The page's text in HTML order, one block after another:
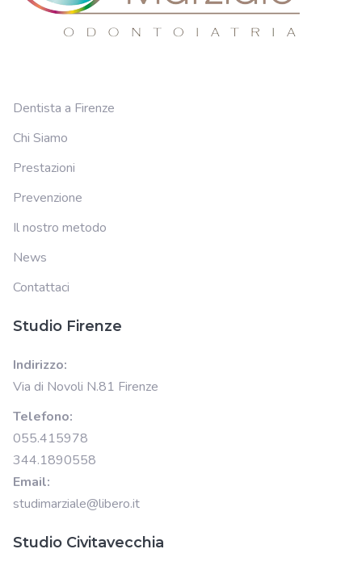
Dentista a Firenze
Chi Siamo
Prestazioni
Prevenzione
Il nostro metodo
News
Contattaci
Studio Firenze
Indirizzo:
Via di Novoli N.81 Firenze
Telefono:
055.415978
344.1890558
Email:
studimarziale@libero.it
Studio Civitavecchia